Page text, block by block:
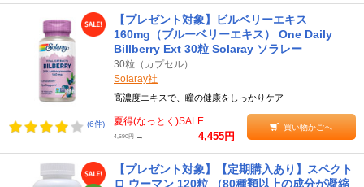
(6件)
【プレゼント対象】ビルベリーエキス
160mg（ブルーベリーエキス） One Daily
Billberry Ext 30粒 Solaray ソラレー
30粒（カプセル）
Solaray社
高濃度エキスで、瞳の健康をしっかりケア
夏得(なっとく)SALE
4,690円 → 4,455円
買い物かごへ
【プレゼント対象】【定期購入あり】スペクト
ロ ウーマン 120粒 （80種類以上の成分が凝縮